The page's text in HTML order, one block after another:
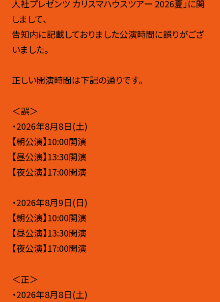
人社プレゼンツ カリスマハウスツアー 2026夏」に関
しまして、
告知内に記載しておりました公演時間に誤りがござ
いました。
正しい開演時間は下記の通りです。
＜誤＞
・2026年8月8日(土)
【朝公演】10:00開演
【昼公演】13:30開演
【夜公演】17:00開演
・2026年8月9日(日)
【朝公演】10:00開演
【昼公演】13:30開演
【夜公演】17:00開演
＜正＞
・2026年8月8日(土)